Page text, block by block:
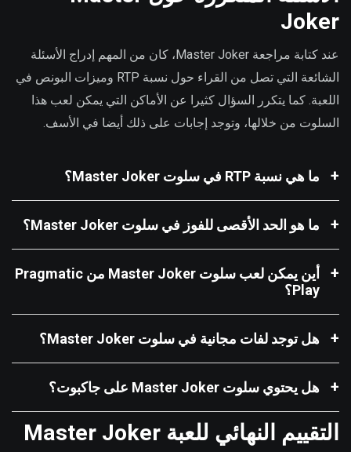
Joker
عند كتابة مراجعة Master Joker، كان من المهم إدراج الأسئلة
الشائعة التي تصل من القراء حول نسبة RTP وميزات البونص في
اللعبة. كما يتكرر السؤال كثيرا عن الأماكن التي يمكن لعب هذا
السلوت من خلالها، وتوجد إجابات على ذلك أيضا في الأسف.
ما هي نسبة RTP في سلوت Master Joker؟
ما هو الحد الأقصى للفوز في سلوت Master Joker؟
أين يمكن لعب سلوت Master Joker من Pragmatic
Play؟
هل توجد لفات مجانية في سلوت Master Joker؟
هل يحتوي سلوت Master Joker على جاكبوت؟
التقييم النهائي للعبة Master Joker